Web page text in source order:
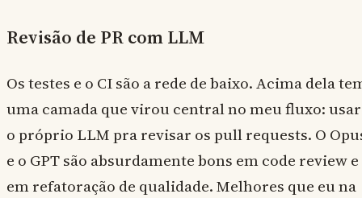
Revisão de PR com LLM
Os testes e o CI são a rede de baixo. Acima dela
uma camada que virou central no meu fluxo: usar
o próprio LLM pra revisar os pull requests. O
e o GPT são absurdamente bons em code review e
em refatoração de qualidade. Melhores que eu na